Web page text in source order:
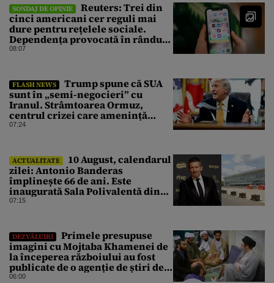
SONDAJ DE OPINIE
Reuters: Trei din
cinci americani cer reguli mai
dure pentru rețelele sociale.
Dependența provocată în rândul
copiilor, principala îngrijorare
08:07
FLASH NEWS
Trump spune că SUA
sunt în „semi-negocieri” cu
Iranul. Strâmtoarea Ormuz,
centrul crizei care amenință
piața mondială a petrolului
07:24
ACTUALITATE
10 August, calendarul
zilei: Antonio Banderas
împlinește 66 de ani. Este
inaugurată Sala Polivalentă din
București
07:15
DEZVĂLUIRI
Primele presupuse
imagini cu Mojtaba Khamenei de
la începerea războiului au fost
publicate de o agenție de știri de
stat din Iran
06:00